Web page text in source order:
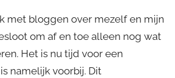
o
r
M
a
met bloggen over mezelf en mijn
om af en toe alleen nog wat
Het is nu tijd voor een
namelijk voorbij. Dit